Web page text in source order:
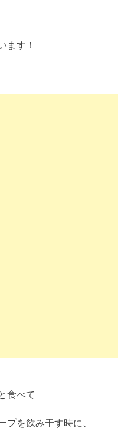
ます！
食べて
プを飲み干す時に、